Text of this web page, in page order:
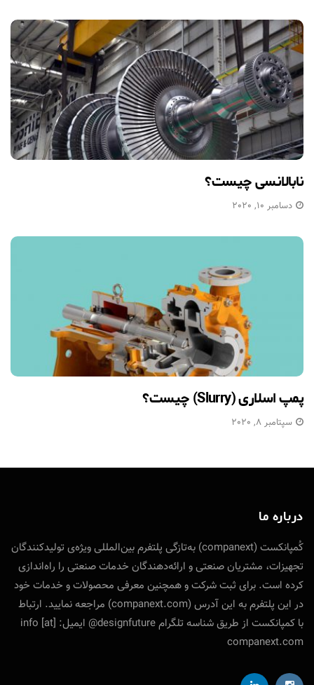
نابالانسی چیست؟
دسامبر 10, 2020
پمپ اسلاری (Slurry) چیست؟
سپتامبر 8, 2020
درباره ما
کُمپانکست (companext) به‌تازگی پلتفرم بین‌المللی ویژه‌ی تولید‌کنندگان
تجهیزات، مشتریان صنعتی و ارائه‌دهندگان خدمات صنعتی را راه‌اندازی
کرده است. برای ثبت شرکت و همچنین معرفی محصولات و خدمات خود
در این پلتفرم به این آدرس (companext.com) مراجعه نمایید. ارتباط
با کمپانکست از طریق شناسه تلگرام designfuture@ ایمیل: info [at]
companext.com